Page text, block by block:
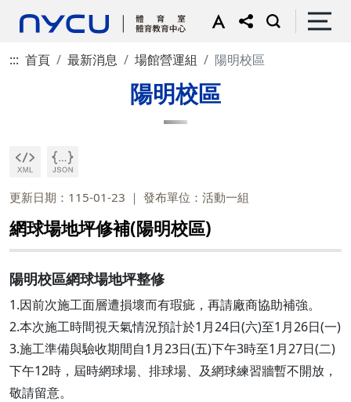
::: 首頁 最新消息 場館營運組 陽明校區
陽明校區
更新日期：115-01-23 發布單位：活動一組
網球場地坪修補(陽明校區)
陽明校區網球場地坪整修
1.因前次施工面層遭損壞而有瑕疵，再請廠商協助補強。
2.本次施工時間視天氣情況預計於1月24日(六)至1月26日(一)
3.施工準備與驗收期間自1月23日(五)下午3時至1月27日(二)
下午12時，屆時網球場、排球場、及網球練習牆暫不開放，
敬請留意。